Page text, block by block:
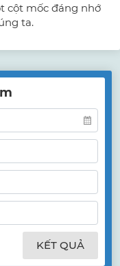
cột mốc đáng nhớ
ta.
KẾT QUẢ